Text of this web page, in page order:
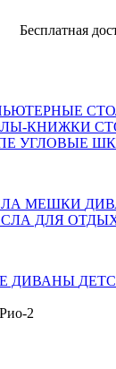
КНИЖКИ
УГЛОВЫЕ
МЕШКИ
ДЛЯ
ДИВАНЫ
2